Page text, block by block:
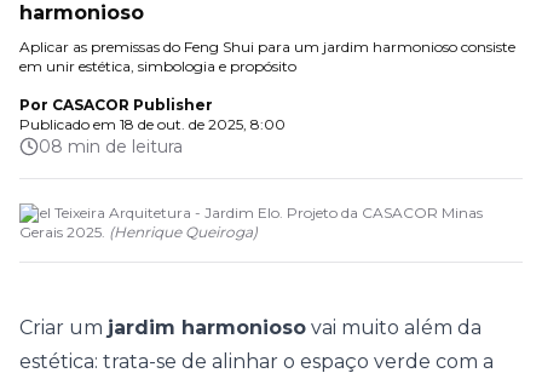
harmonioso
Aplicar as premissas do Feng Shui para um jardim harmonioso consiste
em unir estética, simbologia e propósito
Por CASACOR Publisher
Publicado em 18 de out. de 2025, 8:00
08 min de leitura
Ariel Teixeira Arquitetura - Jardim Elo. Projeto da CASACOR Minas
Gerais 2025. (Henrique Queiroga)
Criar um jardim harmonioso vai muito além da
estética: trata-se de alinhar o espaço verde com a